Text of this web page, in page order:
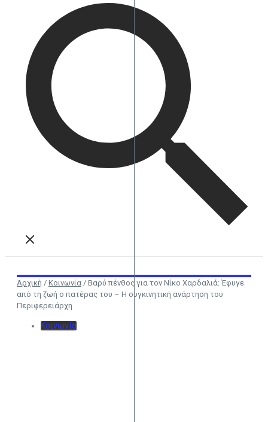
Αρχική / Κοινωνία / Βαρύ πένθος για τον Νίκο Χαρδαλιά: Έφυγε
από τη ζωή ο πατέρας του – Η συγκινητική ανάρτηση του
Περιφερειάρχη
Κοινωνία